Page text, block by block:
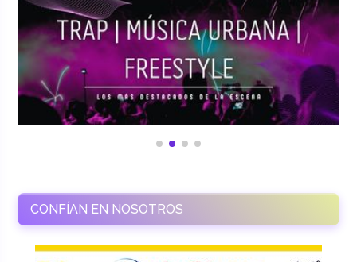
CONFÍAN EN NOSOTROS